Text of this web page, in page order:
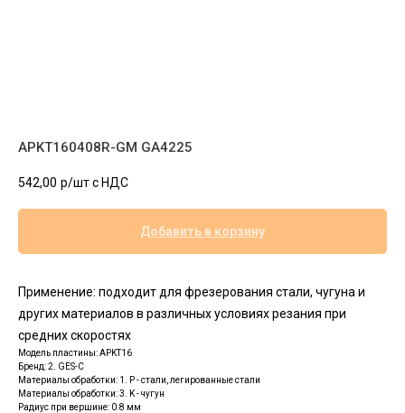
APKT160408R-GM GA4225
542,00 р/шт c НДС
Добавить в корзину
Применение: подходит для фрезерования стали, чугуна и
других материалов в различных условиях резания при
средних скоростях
Модель пластины: APKT16
Бренд: 2. GES-C
Материалы обработки: 1. P - стали, легированные стали
Материалы обработки: 3. K - чугун
Радиус при вершине: 0.8 мм